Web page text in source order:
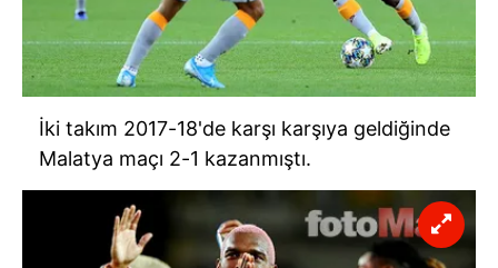
İki takım 2017-18'de karşı karşıya geldiğinde
Malatya maçı 2-1 kazanmıştı.